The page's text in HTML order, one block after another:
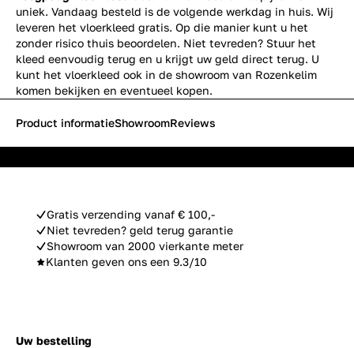
uniek. Vandaag besteld is de volgende werkdag in huis. Wij
leveren het vloerkleed gratis. Op die manier kunt u het
zonder risico thuis beoordelen. Niet tevreden? Stuur het
kleed eenvoudig terug en u krijgt uw geld direct terug. U
kunt het vloerkleed ook in de showroom van Rozenkelim
komen bekijken en eventueel kopen.
Gratis verzending vanaf € 100,-
Niet tevreden? geld terug garantie
Showroom van 2000 vierkante meter
Klanten geven ons een 9.3/10
Product informatieShowroomReviews
Uw bestelling